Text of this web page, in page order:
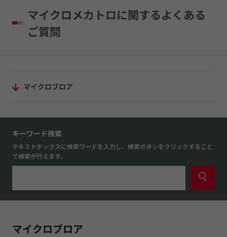
マイクロメカトロに関するよくある
ご質問
マイクロブロア
キーワード検索
テキストボックスに検索ワードを入力し、検索ボタンをクリックすること
で検索が行えます。
マイクロブロア